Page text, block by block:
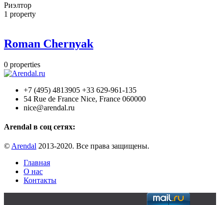
Риэлтор
1 property
Roman Chernyak
0 properties
+7 (495) 4813905 +33 629-961-135
54 Rue de France Nice, France 060000
nice@arendal.ru
Arendal в соц сетях:
© Arendal 2013-2020. Все права защищены.
Главная
О нас
Контакты